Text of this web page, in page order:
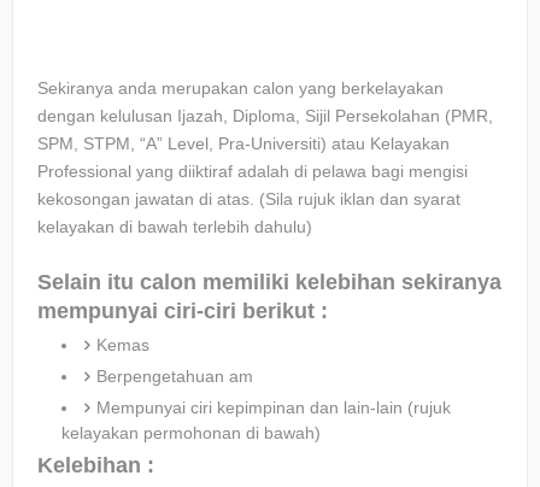
Sekiranya anda merupakan calon yang berkelayakan
dengan kelulusan Ijazah, Diploma, Sijil Persekolahan (PMR,
SPM, STPM, “A” Level, Pra-Universiti) atau Kelayakan
Professional yang diiktiraf adalah di pelawa bagi mengisi
kekosongan jawatan di atas. (Sila rujuk iklan dan syarat
kelayakan di bawah terlebih dahulu)
Selain itu calon memiliki kelebihan sekiranya
mempunyai ciri-ciri berikut :
Kemas
Berpengetahuan am
Mempunyai ciri kepimpinan dan lain-lain (rujuk
kelayakan permohonan di bawah)
Kelebihan :